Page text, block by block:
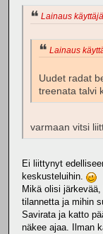
Lainaus
Lainaus
Uudet radat
treenata talvi
varmaan vitsi
Ei liittynyt
keskusteluihin.
Mikä olisi
tilannetta ja mihin
Savirata ja katto
näkee ajaa. Ilman